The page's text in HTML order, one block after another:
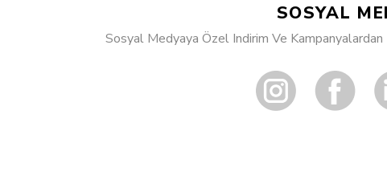
SOSYAL
Sosyal Medyaya Özel Indirim Ve Kampanyalardan